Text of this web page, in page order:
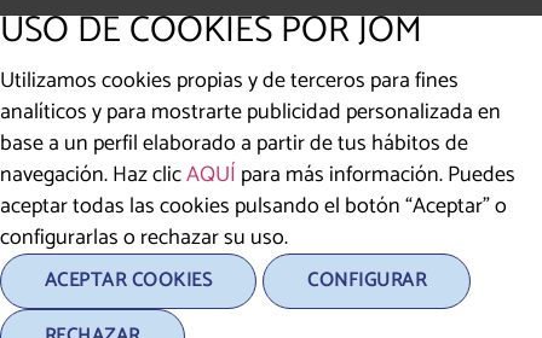
USO DE COOKIES POR JOM
Utilizamos cookies propias y de terceros para fines
analíticos y para mostrarte publicidad personalizada en
base a un perfil elaborado a partir de tus hábitos de
navegación. Haz clicAQUÍ para más información. Puedes
aceptar todas las cookies pulsando el botón “Aceptar” o
configurarlas o rechazar su uso.
ACEPTAR COOKIES
CONFIGURAR